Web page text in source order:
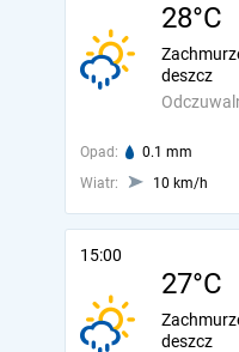
28°C
deszcz
Opad: 0.1 mm
Wiatr:
10 km/h
15:00
27°C
deszcz